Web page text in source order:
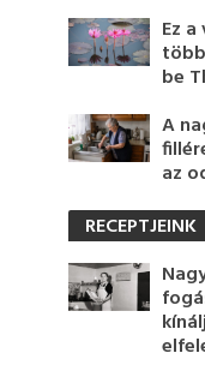
Ez
be
A
az
RECEPTJEINK